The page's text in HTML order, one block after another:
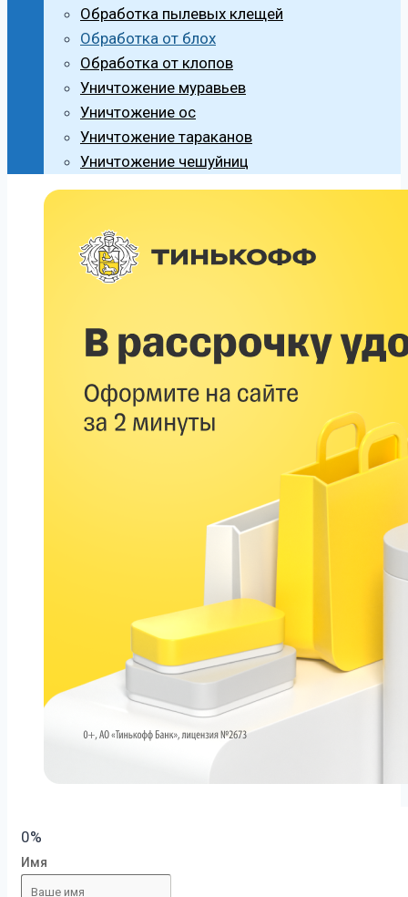
Обработка пылевых клещей
Обработка от блох
Обработка от клопов
Уничтожение муравьев
Уничтожение ос
Уничтожение тараканов
Уничтожение чешуйниц
0%
Имя